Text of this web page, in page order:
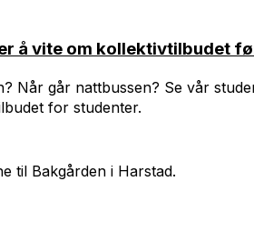
å vite om kollektivtilbudet
Når går nattbussen? Se vår
for studenter.
til Bakgården i Harstad.